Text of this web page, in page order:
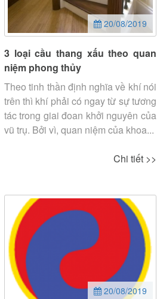
20/08/2019
3 loại cầu thang xấu theo quan
niệm phong thủy
Theo tinh thần định nghĩa về khí nói
trên thì khí phải có ngay từ sự tương
tác trong giai đoan khởi nguyên của
vũ trụ. Bởi vì, quan niệm của khoa...
Chi tiết >>
20/08/2019